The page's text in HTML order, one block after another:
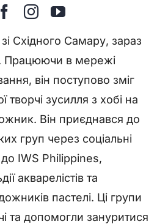
Східного Самару, зараз
Працюючи в мережі
він поступово зміг
творчі зусилля з хобі на
Він приєднався до
груп через соціальні
IWS Philippines,
акварелістів та
пастелі. Ці групи
та допомогли зануритися